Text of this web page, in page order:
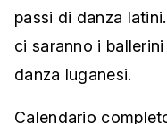
passi di danza
ci saranno i
danza luganesi.
Calendario